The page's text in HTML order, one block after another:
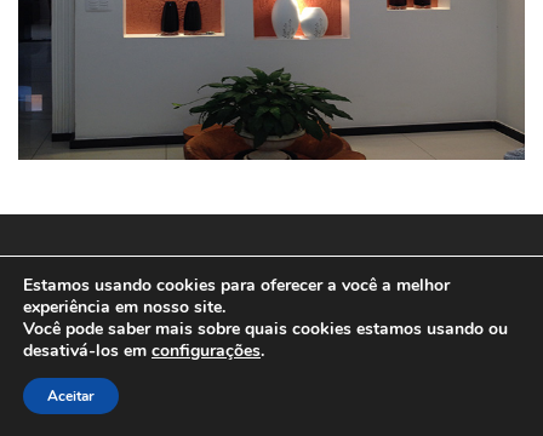
Estamos usando cookies para oferecer a você a melhor
experiência em nosso site.
Você pode saber mais sobre quais cookies estamos usando ou
desativá-los em configurações.
Aceitar